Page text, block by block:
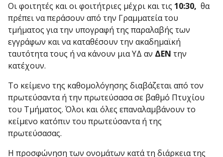
Οι φοιτητές και οι φοιτήτριες μέχρι και τις 10:30, θα
πρέπει να περάσουν από την Γραμματεία του
τμήματος για την υπογραφή της παραλαβής των
εγγράφων και να καταθέσουν την ακαδημαϊκή
ταυτότητα τους ή να κάνουν μια ΥΔ αν ΔΕΝ την
κατέχουν.
Το κείμενο της καθομολόγησης διαβάζεται από τον
πρωτεύσαντα ή την πρωτεύσασα σε βαθμό Πτυχίου
του Τμήματος. Όλοι και όλες επαναλαμβάνουν το
κείμενο κατόπιν του πρωτεύσαντα ή της
πρωτεύσασας.
Η προσφώνηση των ονομάτων κατά τη διάρκεια της